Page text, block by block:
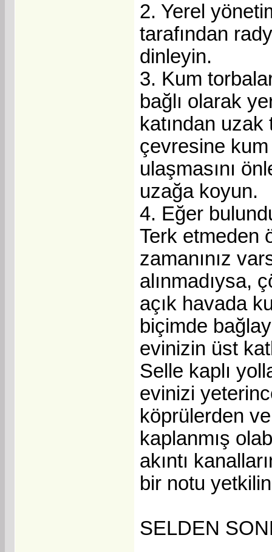
2. Yerel
tarafından
dinleyin.
3. Kum
bağlı olarak
katından
çevresine kum
ulaşmasını
uzağa koyun.
4. Eğer
Terk etmeden
zamanınız
alınmadıysa,
açık havada
biçimde
evinizin üst
Selle kaplı
evinizi
köprülerden
kaplanmış
akıntı
bir notu
SELDEN